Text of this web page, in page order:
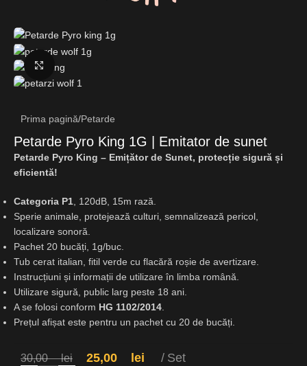
Fă clic pentru a mări
Prima pagină/Petarde
Petarde Pyro King 1G | Emitator de sunet
Petarde Pyro King – Emițător de Sunet, protecție sigură și
eficientă!
Categoria P1 , 120dB, 15m rază.
Sperie animale, protejează culturi, semnalizează pericol,
localizare sonoră.
Pachet 20 bucăți, 1g/buc.
Tub cerat italian, fitil verde cu flacără roșie de avertizare.
Instrucțiuni și informații de utilizare în limba română.
Utilizare sigură, public larg peste 18 ani.
A se folosi conform HG 1102/2014
Prețul afișat este pentru un pachet cu 20 de bucăți.
30,00lei 25,00 lei Set